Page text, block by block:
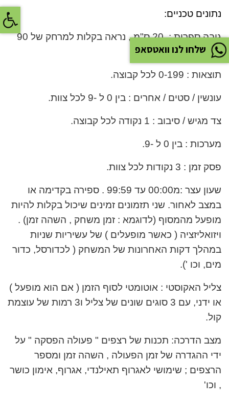
שלחו לנו וואטסאפ
נתונים טכניים:
גובה ספרות : 20 ס"מ , נראה בקלות למרחק של 90
מטר.
תוצאות : 0-199 לכל קבוצה .
עונשין / סטים / אחרים : בין 0 ל -9 לכל צוות .
צד מגיש / סיבוב : 1 נקודה לכל קבוצה .
מערכות : בין 0 ל -9 .
פסק זמן : 3 נקודות לכל צוות .
שעון עצר :מ00:00 עד 99:59 . ספירה בקדימה או
במצב לאחור. שני תזמונים זמינים שיכול בקלות להיות
מופעל מהמסוף (לדוגמא : זמן משחק , השהה זמן) .
ויזואליזציה ( כאשר מופעלים ) של עשיריות שניות
במהלך דקות האחרונות של המשחק ( לכדורסל, כדור
מים, וכו ').
צליל האקוסטי : אוטומטי לסוף הזמן ( אם הוא מופעל )
או ידני, עם 3 סוגים שונים של צליל ו3 רמות של עוצמת
קול.
מצב הדרכה: תכנות של רצפים " פעולה הפסקה " על
ידי ההגדרה של זמן הפעולה , השהה זמן ומספר
הרצפים ; שימושי לאגרוף תאילנדי, אגרוף, אימון כושר
, וכו'